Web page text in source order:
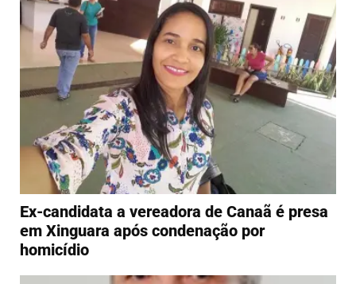
Ex-candidata a vereadora de Canaã é presa
em Xinguara após condenação por
homicídio